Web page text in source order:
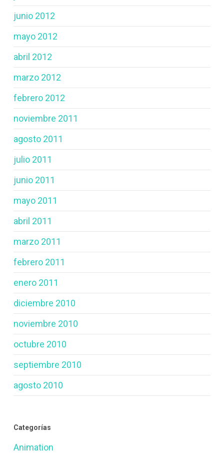
junio 2012
mayo 2012
abril 2012
marzo 2012
febrero 2012
noviembre 2011
agosto 2011
julio 2011
junio 2011
mayo 2011
abril 2011
marzo 2011
febrero 2011
enero 2011
diciembre 2010
noviembre 2010
octubre 2010
septiembre 2010
agosto 2010
Categorías
Animation